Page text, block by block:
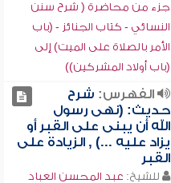
جزء من محاضرة ( شرح سنن
النسائي - كتاب الجنائز - (باب
الأمر بالصلاة على الميت) إلى
(باب أولاد المشركين))
الفهرس: شرح
حديث: (نهى رسول
الله أن يبنى على القبر أو
يزاد عليه ...) , الزيادة على
القبر
للشيخ: عبد المحسن العباد